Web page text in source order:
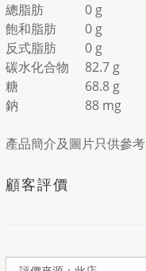
總脂肪
0 g
飽和脂肪
0 g
反式脂肪
0 g
碳水化合物
82.7 g
糖
68.8 g
鈉
88 mg
產品簡介及圖片只供參考
顧客評價